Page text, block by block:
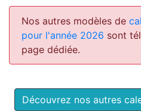
Nos autres modèles de
pour l'année 2026 sont
page dédiée.
Découvrez nos autres